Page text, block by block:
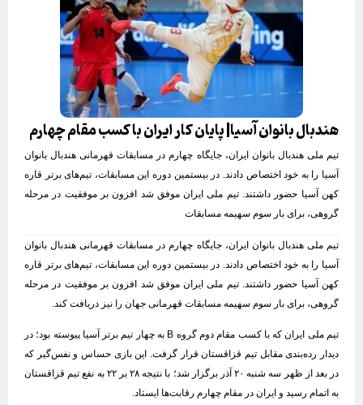
هندبال بانوان آسیا| پایان کار ایران با کسب مقام چهارم
تیم ملی هندبال بانوان ایران، جایگاه چهارم در مسابقات قهرمانی هندبال بانوان
آسیا را به خود اختصاص دادند. در بیستمین دوره این مسابقات، تیم‌های برتر قاره
کهن آسیا حضور داشتند. تیم ملی ایران موفق شد افزون بر موفقیت در مرحله
گروهی، برای بار سوم سهیمه مسابقات
تیم ملی هندبال بانوان ایران، جایگاه چهارم در مسابقات قهرمانی هندبال بانوان
آسیا را به خود اختصاص دادند. در بیستمین دوره این مسابقات، تیم‌های برتر قاره
کهن آسیا حضور داشتند. تیم ملی ایران موفق شد افزون بر موفقیت در مرحله
گروهی، برای بار سوم سهیمه مسابقات قهرمانی جهان را نیز دریافت کند.
تیم ملی ایران که با کسب مقام دوم گروه B به چهار تیم برتر آسیا پیوسته بود؛ در
دیدار رده‌بندی مقابل تیم قزاقستان قرار گرفت. این بازی حساس و نفس‌گیر که
در بعد از ظهر سه شنبه ۲۰ آذر برگزار شد؛ با نتیجه ۲۸ بر ۲۲ به نفع تیم قزاقستان
به اتمام رسید و ایران در مقام چهارم رقابت‌ها ایستاد.